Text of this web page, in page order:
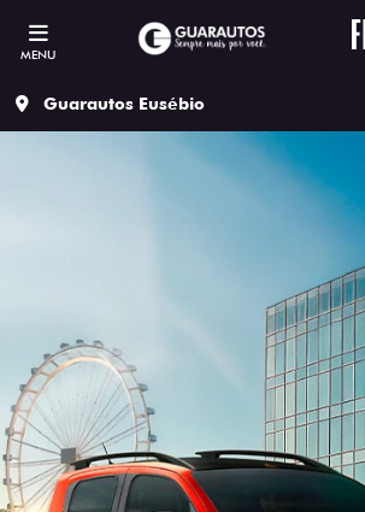
MENU
Guarautos Eusébio
ESTOU INTERESSADO
Versão escolhida